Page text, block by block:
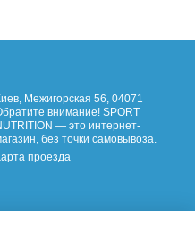
Межигорская 56, 04071
внимание! SPORT
— это интернет-
без точки самовывоза.
проезда